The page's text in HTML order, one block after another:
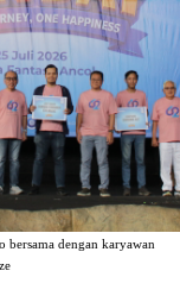
bersama dengan karyawan